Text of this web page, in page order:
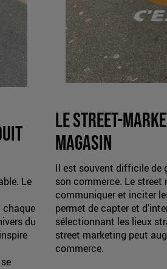
Le
chaque
du
Le street-
magasin
Il est souvent difficile de
son commerce. Le
communiquer et inciter
permet de capter et
sélectionnant les lieux
street marketing peut
commerce.